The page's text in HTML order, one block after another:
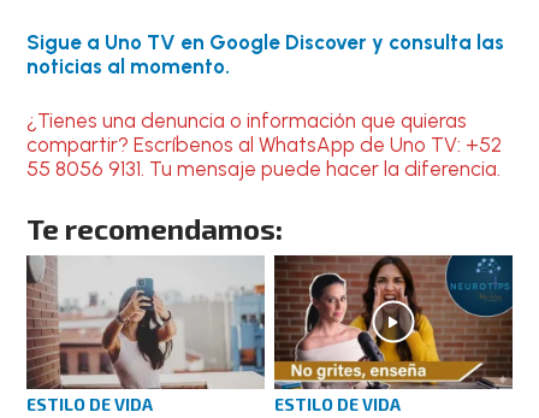
Sigue a Uno TV en Google Discover y consulta las
noticias al momento.
¿Tienes una denuncia o información que quieras
compartir? Escríbenos al WhatsApp de Uno TV: +52
55 8056 9131. Tu mensaje puede hacer la diferencia.
Te recomendamos:
ESTILO DE VIDA
ESTILO DE VIDA